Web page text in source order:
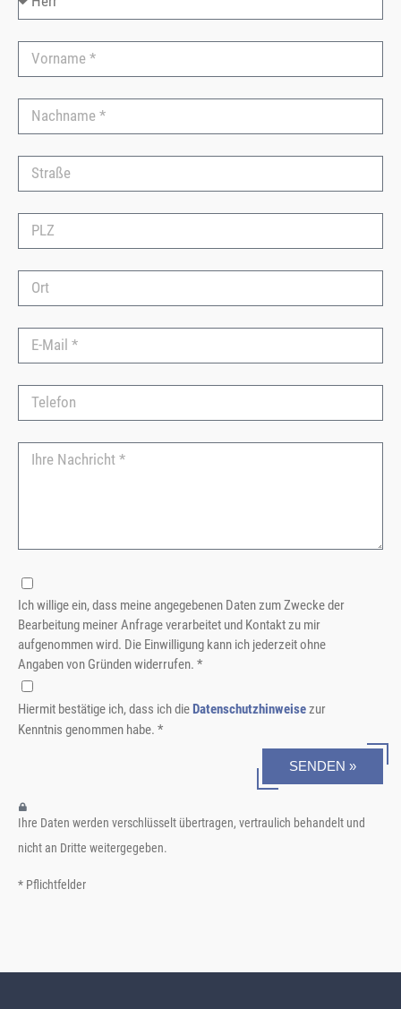
Ich willige ein, dass meine angegebenen Daten zum Zwecke der
Bearbeitung meiner Anfrage verarbeitet und Kontakt zu mir
aufgenommen wird. Die Einwilligung kann ich jederzeit ohne
Angaben von Gründen widerrufen. *
Hiermit bestätige ich, dass ich dieDatenschutzhinweisezur
Kenntnis genommen habe. *
SENDEN »
Ihre Daten werden verschlüsselt übertragen, vertraulich behandelt und
nicht an Dritte weitergegeben.
* Pflichtfelder